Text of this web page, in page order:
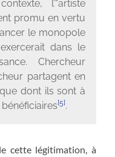
l’“artiste
promu en vertu
le monopole
dans le
Chercheur
partagent en
dont ils sont à
[5].
cette légitimation, à